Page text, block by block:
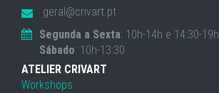
geral@crivart.pt
Segunda a Sexta: 10h-14h e 14:30-19h
Sábado: 10h-13:30
ATELIER CRIVART
Workshops